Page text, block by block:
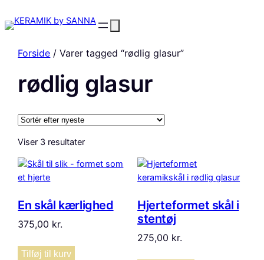
Forside / Varer tagged “rødlig glasur”
rødlig glasur
Viser 3 resultaterSorteret
seneste
En skål kærlighed
375,00 kr.
Tilføj til kurv
Hjerteformet skål i
stentøj
275,00 kr.